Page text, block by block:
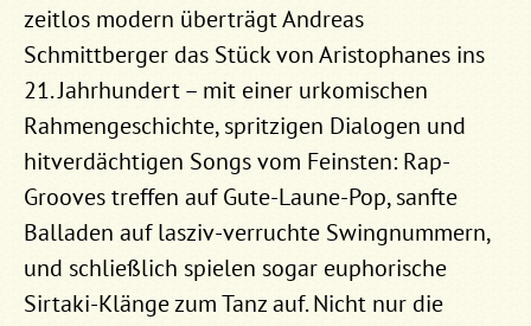
zeitlos modern überträgt Andreas
Schmittberger das Stück von Aristophanes ins
21. Jahrhundert – mit einer urkomischen
Rahmengeschichte, spritzigen Dialogen und
hitverdächtigen Songs vom Feinsten: Rap-
Grooves treffen auf Gute-Laune-Pop, sanfte
Balladen auf lasziv-verruchte Swingnummern,
und schließlich spielen sogar euphorische
Sirtaki-Klänge zum Tanz auf. Nicht nur die